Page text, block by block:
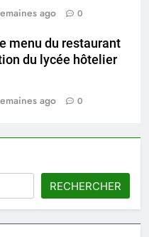
ago 0
menu du restaurant
du lycée hôtelier
ago 0
RECHERCHER